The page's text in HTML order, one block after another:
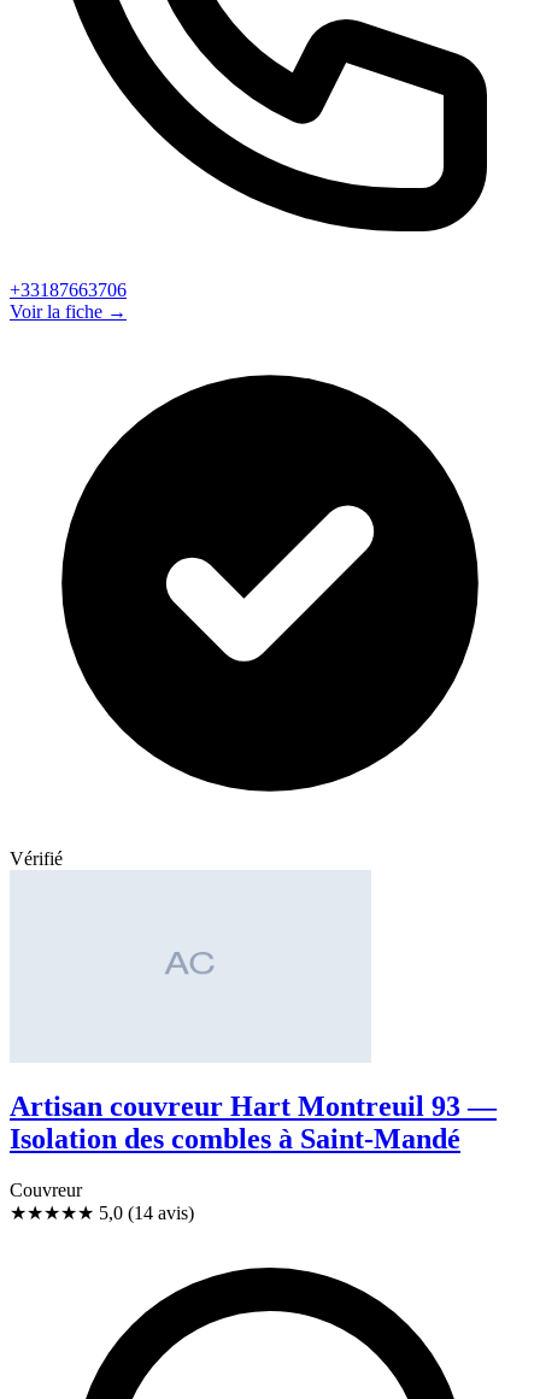
+33187663706
Voir la fiche →
Vérifié
Artisan couvreur Hart Montreuil 93 —
Isolation des combles à Saint-Mandé
Couvreur
★★★★★ 5,0 (14 avis)